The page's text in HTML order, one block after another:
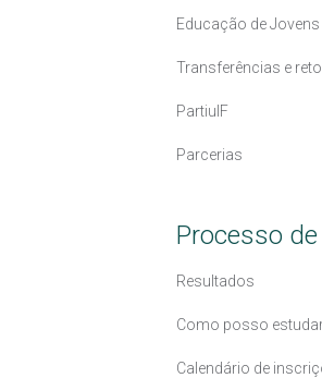
Educação de
Transferências e
PartiuIF
Parcerias
Processo
Resultados
Como posso estudar
Calendário de